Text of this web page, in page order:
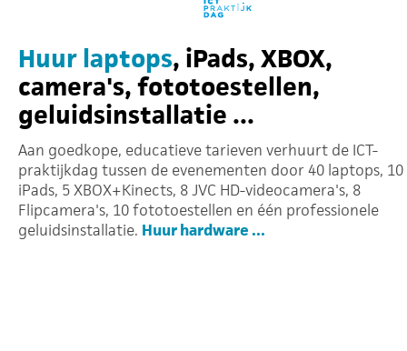
Huur laptops, iPads, XBOX,
camera's, fototoestellen,
geluidsinstallatie ...
Aan goedkope, educatieve tarieven verhuurt de ICT-
praktijkdag tussen de evenementen door 40 laptops, 10
iPads, 5 XBOX+Kinects, 8 JVC HD-videocamera's, 8
Flipcamera's, 10 fototoestellen en één professionele
geluidsinstallatie. Huur hardware ...